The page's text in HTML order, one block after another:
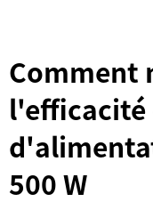
Comment
500 W